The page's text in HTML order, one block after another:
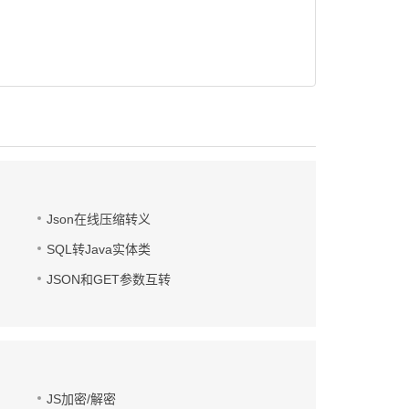
Json在线压缩转义
SQL转Java实体类
JSON和GET参数互转
JS加密/解密